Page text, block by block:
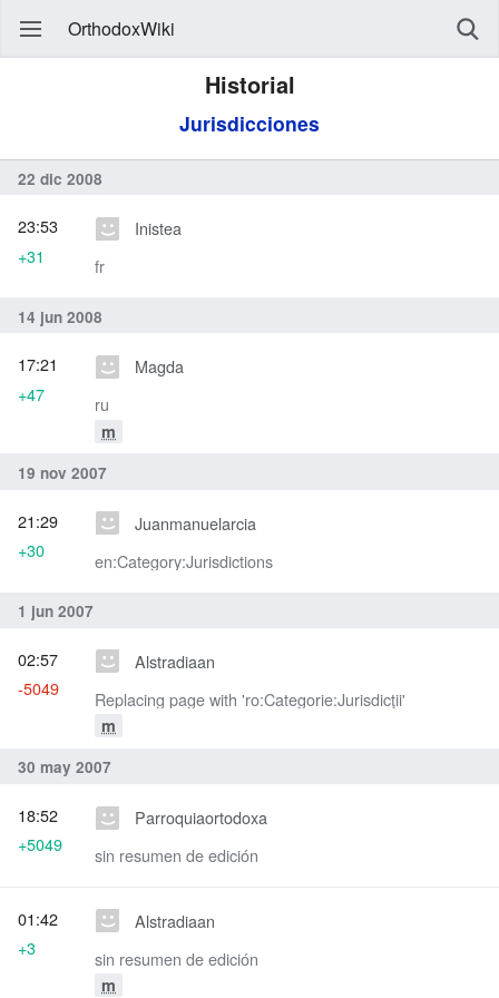
OrthodoxWiki
Historial
Jurisdicciones
22 dic 2008
Inistea
fr
23:53
+31
14 jun 2008
Magda
ru
m
17:21
+47
19 nov 2007
Juanmanuelarcia
en:Category:Jurisdictions
21:29
+30
1 jun 2007
Alstradiaan
Replacing page with 'ro:Categorie:Jurisdicţii'
m
02:57
-5049
30 may 2007
Parroquiaortodoxa
sin resumen de edición
18:52
+5049
Alstradiaan
sin resumen de edición
m
01:42
+3